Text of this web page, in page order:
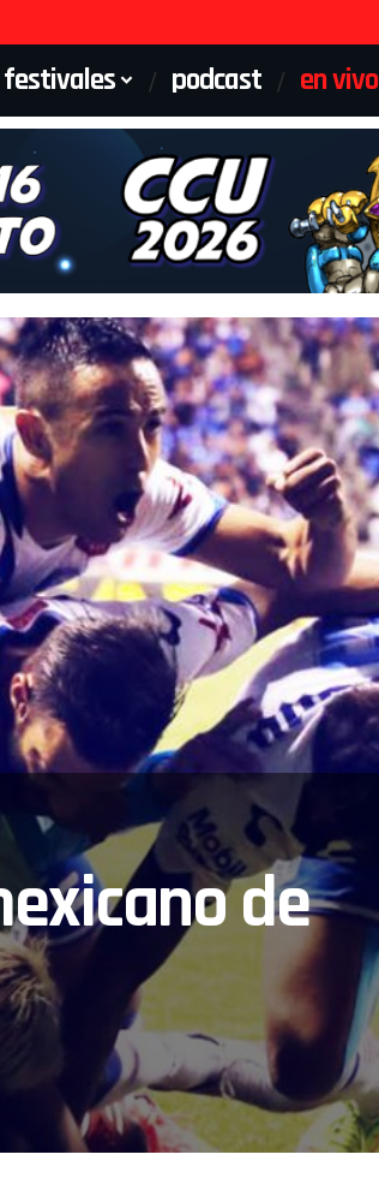
festivales podcast en vivo
de